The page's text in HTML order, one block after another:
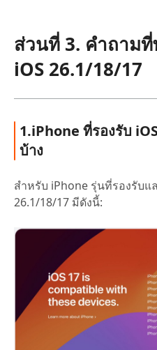
ส่วนที่ 3. คำถาม
iOS 26.1/18/17
1.iPhone ที่รองรับ
บ้าง
สำหรับ iPhone รุ่นที่รองรับแ
26.1/18/17 มีดังนี้: